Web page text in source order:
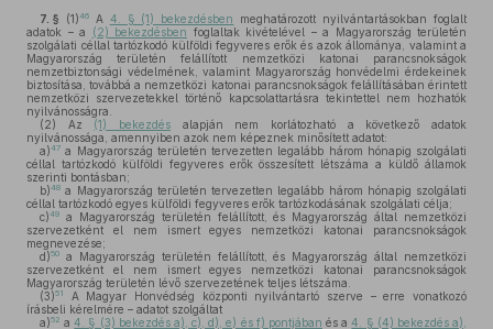
7. § (1)46A 4. § (1) bekezdésben
meghatározott nyilvántartásokban foglalt
adatok – a
(2) bekezdésben foglaltak kivételével – a Magyarország területén
szolgálati céllal tartózkodó külföldi fegyveres erők és azok állománya, valamint a
Magyarország területén felállított nemzetközi katonai parancsnokságok
nemzetbiztonsági védelmének, valamint Magyarország honvédelmi érdekeinek
biztosítása, továbbá a nemzetközi katonai parancsnokságok felállításában érintett
nemzetközi szervezetekkel történő kapcsolattartásra tekintettel nem hozhatók
nyilvánosságra.
(2) Az (1) bekezdés alapján nem korlátozható a következő adatok
nyilvánossága, amennyiben azok nem képeznek minősített adatot:
a)47 a Magyarország területén tervezetten legalább három hónapig szolgálati
céllal tartózkodó külföldi fegyveres erők összesített létszáma a küldő államok
szerinti bontásban;
b)48 a Magyarország területén tervezetten legalább három hónapig szolgálati
céllal tartózkodó egyes külföldi fegyveres erők tartózkodásának szolgálati célja;
c)49
a Magyarország területén felállított, és Magyarország által nemzetközi
szervezetként el nem ismert egyes nemzetközi katonai parancsnokságok
megnevezése;
d)50
a Magyarország területén felállított, és Magyarország által nemzetközi
szervezetként el nem ismert egyes nemzetközi katonai parancsnokságok
Magyarország területén lévő szervezetének teljes létszáma.
(3)51
A Magyar Honvédség központi nyilvántartó szerve – erre vonatkozó
írásbeli kérelmére – adatot szolgáltat
a)52 a4. § (3) bekezdés a), c), d), e) és f) pontjában és a4. § (4) bekezdés a),